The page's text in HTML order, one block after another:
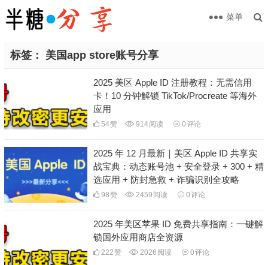
菜单
标签： 美国app store账号分享
2025 美区 Apple ID 注册教程：无需信用
卡！10 分钟解锁 TikTok/Procreate 等海外
应用
54赞 914阅读 0评论
2025 年 12 月最新｜美区 Apple ID 共享实
战宝典：动态账号池 + 安全登录 + 300 + 精
选应用 + 防封急救 + 诈骗识别全攻略
98赞 2459 阅读 0评论
2025 年美区苹果 ID 免费共享指南：一键解
锁国外应用商店全资源
222赞 2026 阅读 0评论